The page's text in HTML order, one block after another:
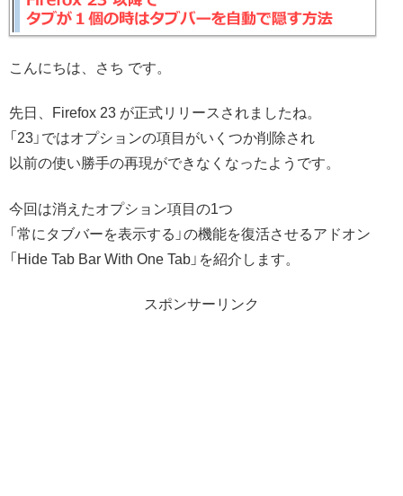
こんにちは、さち です。
先日、Firefox 23 が正式リリースされましたね。
「23」ではオプションの項目がいくつか削除され
以前の使い勝手の再現ができなくなったようです。
今回は消えたオプション項目の1つ
「常にタブバーを表示する」の機能を復活させるアドオン
「Hide Tab Bar With One Tab」を紹介します。
スポンサーリンク